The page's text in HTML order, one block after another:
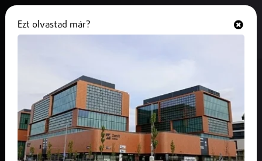
Orbán Anita hazarendeli a varsói
nagykövetet
2026. május 19.Belföld
A tárcavezető közlése szerint a magyar-lengyel
Ezt olvastad már?